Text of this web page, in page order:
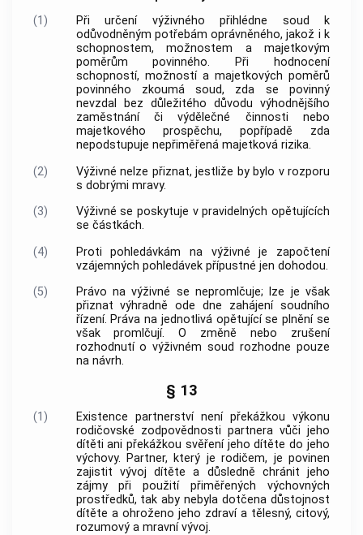
(1)
Při určení výživného přihlédne soud k
odůvodněným potřebám oprávněného, jakož i k
schopnostem, možnostem a majetkovým
poměrům povinného. Při hodnocení
schopností, možností a majetkových poměrů
povinného zkoumá soud, zda se povinný
nevzdal bez důležitého důvodu výhodnějšího
zaměstnání či výdělečné činnosti nebo
majetkového prospěchu, popřípadě zda
nepodstupuje nepřiměřená majetková rizika.
(2)
Výživné nelze přiznat, jestliže by bylo v rozporu
s dobrými mravy.
(3)
Výživné se poskytuje v pravidelných opětujících
se částkách.
(4)
Proti pohledávkám na výživné je započtení
vzájemných pohledávek přípustné jen dohodou.
(5)
Právo na výživné se nepromlčuje; lze je však
přiznat výhradně ode dne zahájení soudního
řízení. Práva na jednotlivá opětující se plnění se
však promlčují. O změně nebo zrušení
rozhodnutí o výživném soud rozhodne pouze
na návrh.
§ 13
(1)
Existence partnerství není překážkou výkonu
rodičovské zodpovědnosti partnera vůči jeho
dítěti ani překážkou svěření jeho dítěte do jeho
výchovy. Partner, který je rodičem, je povinen
zajistit vývoj dítěte a důsledně chránit jeho
zájmy při použití přiměřených výchovných
prostředků, tak aby nebyla dotčena důstojnost
dítěte a ohroženo jeho zdraví a tělesný, citový,
rozumový a mravní vývoj.